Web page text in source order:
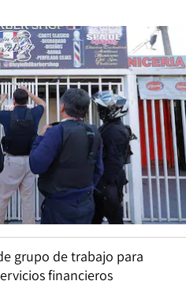
grupo de trabajo para
financieros